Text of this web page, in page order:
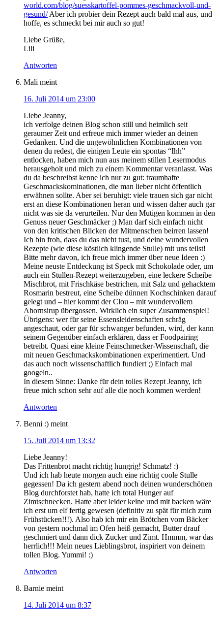
world.com/blog/suesskartoffel-pommes-geschmackvoll-und-
gesund/Aber ich probier dein Rezept auch bald mal aus, und
hoffe, es schmeckt bei mir auch so gut!
Liebe Grüße,
Lili
Antworten
Mali meint
16. Juli 2014 um 23:00
Liebe Jeanny,
ich verfolge deinen Blog schon still und heimlich seit
geraumer Zeit und erfreue mich immer wieder an deinen
Gedanken. Und die ungewöhnlichen Kombinationen von
denen du redest, die einigen Leute ein spontas “Ihh”
entlocken, haben mich nun aus meinem stillen Lesermodus
herausgeholt und mich zu einem Kommentar veranlasst. Was
du da beschreibst kenne ich nur zu gut: traumhafte
Geschmackskominationen, die man lieber nicht öffentlich
erwähnen sollte. Aber sei beruhigt: viele trauen sich gar nicht
erst an diese Kombinationen heran und wissen daher auch gar
nicht was sie da verurteilen. Nur den Mutigen kommen in den
Genuss neuer Geschmäcker ;) Man darf sich einfach nicht
von den kritischen Blicken der Mitmenschen beirren lassen!
Ich bin froh, dass du das nicht tust, und deine wundervollen
Rezepte (wie diese köstlich klingende Stulle) mit uns teilst!
Bitte mehr davon, ich freue mich immer über neue Ideen :)
Meine neuste Entdeckung ist Speck mit Schokolade oder, um
auch ein Stullen-Rezept weiterzugeben, eine leckere Scheibe
Mischbrot, mit Frischkäse bestrichen, mit Salz und gehacktem
Rosmarin bestreut, eine Scheibe dünnen Kochschinken darauf
gelegt und – hier kommt der Clou – mit wundervollem
Ahornsirup übergossen. Wirklich ein super Zusammenspiel!
Übrigens: wer für seine Essensleidenschaften schräg
angeschaut, oder gar für schwanger befunden, wird, der kann
seinem Gegenüber einfach erklären, dass er Foodpairing
betreibt. Quasi eine kleine Feinschmecker-Wissenschaft, die
mit neuen Geschmackskombinationen experimentiert. Und
das auch noch wissenschaftlich fundiert ;) Einfach mal
googeln..
In diesem Sinne: Danke für dein tolles Rezept Jeanny, ich
freue mich schon sehr auf alle die noch kommen werden!
Antworten
Benni :) meint
15. Juli 2014 um 13:32
Liebe Jeanny!
Das Frittenbrot macht richtig hungrig! Schmatz! :)
Und ich hab heute morgen auch eine richtig coole Stulle
gegessen! Da ich gestern abend noch deinen wunderschönen
Blog durchforstet hab, hatte ich total Hunger auf
Zimtschnecken. Hatte aber leider keine und mit backen wäre
ich erst um elf fertig gewesen (definitiv zu spät für mich zum
Frühstücken!!!). Also hab ich mir ein Brötchen vom Bäcker
von gestern nochmal im Ofen heiß gemacht, Butter drauf
geschmiert und dann dick Zucker und Zimt. Hmmm, war das
herrlich!!! Mein neues Lieblingsbrot, inspiriert von deinem
tollen Blog. Yummi! :)
Antworten
Barnie meint
14. Juli 2014 um 8:37